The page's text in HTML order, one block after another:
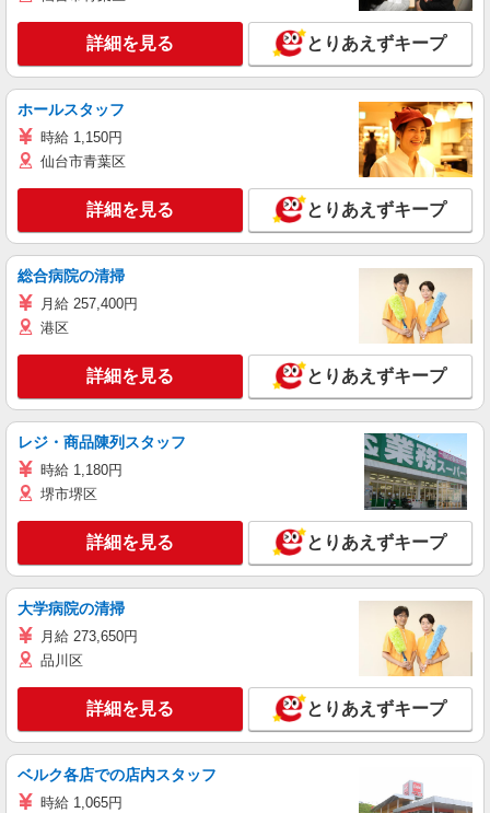
詳細を見る とりあえずキープ
ホールスタッフ
時給 1,150円
仙台市青葉区
詳細を見る とりあえずキープ
総合病院の清掃
月給 257,400円
港区
詳細を見る とりあえずキープ
レジ・商品陳列スタッフ
時給 1,180円
堺市堺区
詳細を見る とりあえずキープ
大学病院の清掃
月給 273,650円
品川区
詳細を見る とりあえずキープ
ベルク各店での店内スタッフ
時給 1,065円